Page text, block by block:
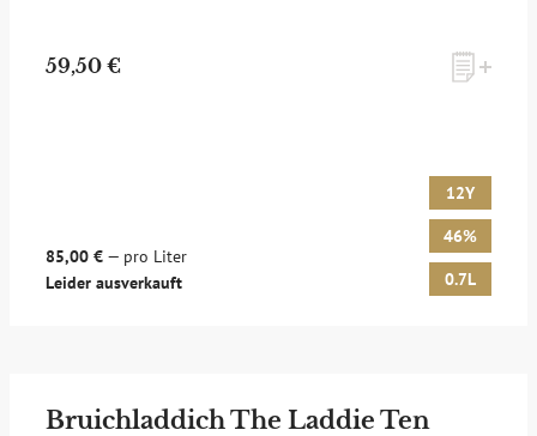
59,50 €
85,00 € — pro Liter
Leider ausverkauft
12Y
46%
0.7L
Bruichladdich The Laddie Ten